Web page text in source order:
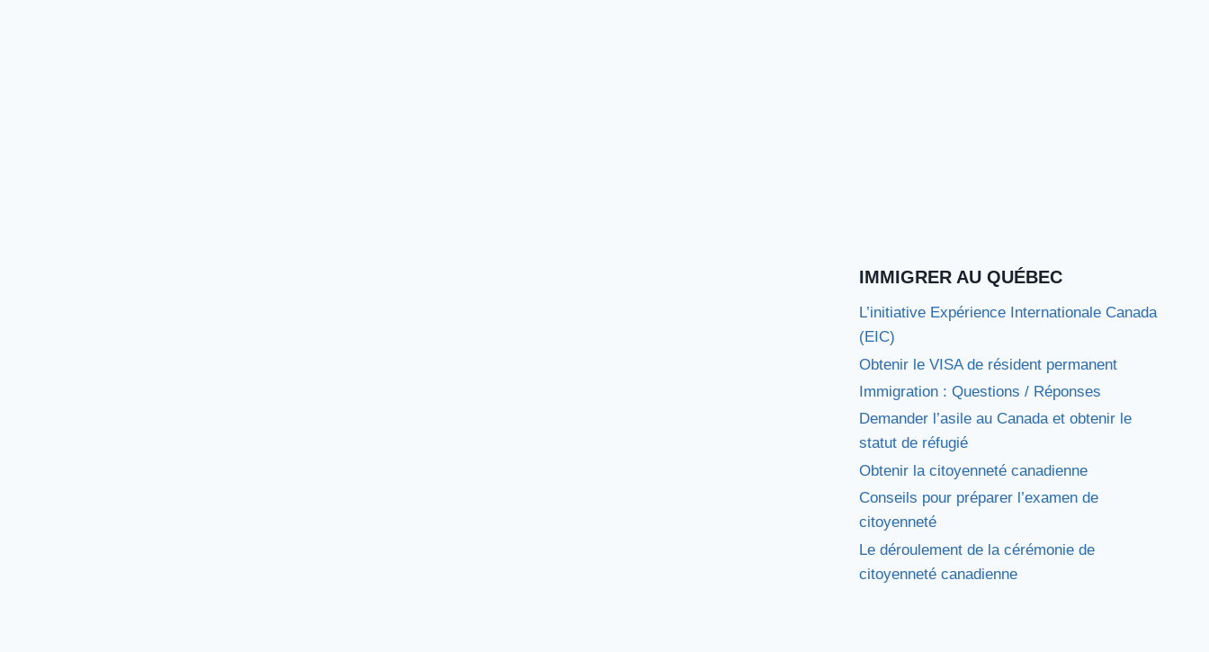
IMMIGRER AU QUÉBEC
L’initiative Expérience Internationale Canada
(EIC)
Obtenir le VISA de résident permanent
Immigration : Questions / Réponses
Demander l’asile au Canada et obtenir le
statut de réfugié
Obtenir la citoyenneté canadienne
Conseils pour préparer l’examen de
citoyenneté
Le déroulement de la cérémonie de
citoyenneté canadienne